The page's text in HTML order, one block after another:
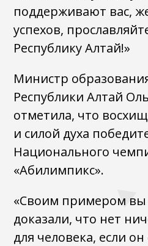
поддерживают вас,
успехов,
Республику Алтай!»
Министр
Республики Алтай
отметила, что
и силой духа
Национального
«Абилимпикс».
«Своим примером вы
доказали, что нет
для человека, если